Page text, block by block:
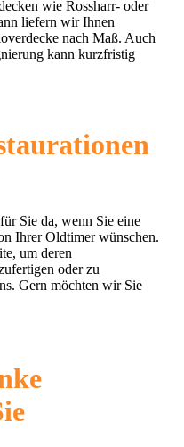
wie Rossharr- oder
liefern wir Ihnen
nach Maß. Auch
kann kurzfristig
Sie da, wenn Sie eine
Ihrer Oldtimer wünschen.
um deren
oder zu
Gern möchten wir Sie